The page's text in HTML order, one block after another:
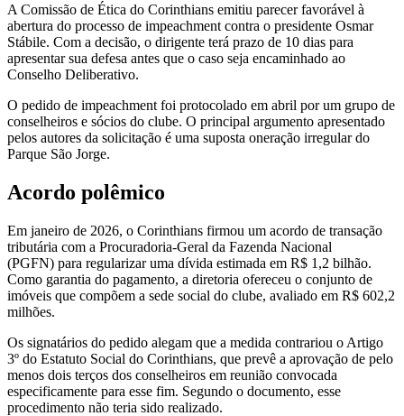
A Comissão de Ética do Corinthians emitiu parecer favorável à
abertura do processo de impeachment contra o presidente Osmar
Stábile. Com a decisão, o dirigente terá prazo de 10 dias para
apresentar sua defesa antes que o caso seja encaminhado ao
Conselho Deliberativo.
O pedido de impeachment foi protocolado em abril por um grupo de
conselheiros e sócios do clube. O principal argumento apresentado
pelos autores da solicitação é uma suposta oneração irregular do
Parque São Jorge.
Acordo polêmico
Em janeiro de 2026, o Corinthians firmou um acordo de transação
tributária com a Procuradoria-Geral da Fazenda Nacional
(PGFN) para regularizar uma dívida estimada em R$ 1,2 bilhão.
Como garantia do pagamento, a diretoria ofereceu o conjunto de
imóveis que compõem a sede social do clube, avaliado em R$ 602,2
milhões.
Os signatários do pedido alegam que a medida contrariou o Artigo
3º do Estatuto Social do Corinthians, que prevê a aprovação de pelo
menos dois terços dos conselheiros em reunião convocada
especificamente para esse fim. Segundo o documento, esse
procedimento não teria sido realizado.